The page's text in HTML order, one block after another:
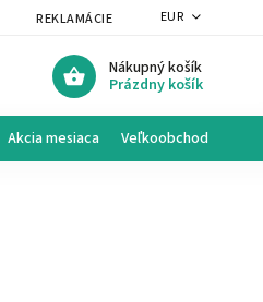
REKLAMÁCIE A VRÁTENIE
EUR
Nákupný košík
Prázdny košík
Akcia mesiaca Veľkoobchod